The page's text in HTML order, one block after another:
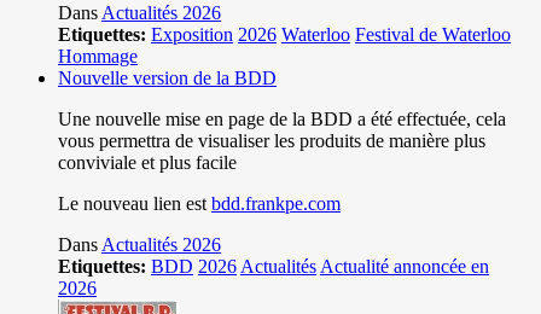
Dans Actualités 2026
Etiquettes: Exposition 2026 Waterloo Festival de Waterloo
Hommage
Nouvelle version de la BDD
Une nouvelle mise en page de la BDD a été effectuée, cela
vous permettra de visualiser les produits de manière plus
conviviale et plus facile
Le nouveau lien est bdd.frankpe.com
Dans Actualités 2026
Etiquettes: BDD 2026 Actualités Actualité annoncée en
2026